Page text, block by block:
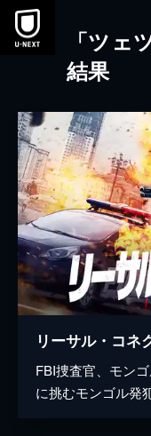
本文へスキップ
「ツェ
結果
リーサル・コネ
FBI捜査官、モン
に挑むモンゴル発